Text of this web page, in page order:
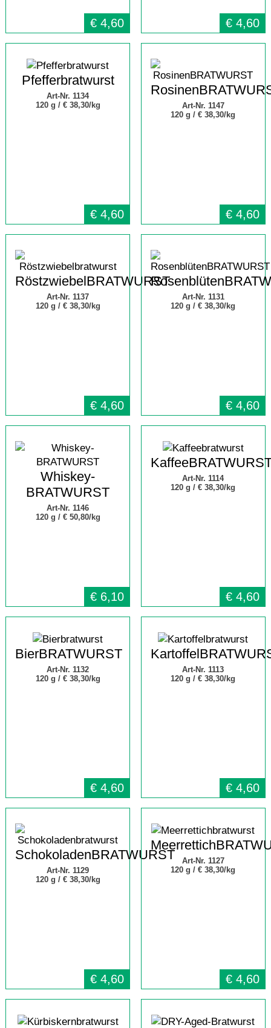
€ 4,60 € 4,60
Pfefferbratwurst
Art-Nr. 1134
120 g / € 38,30/kg
€ 4,60
Art-Nr. 1147
120 g /€ 38,30/kg
€ 4,60
RöstzwiebelBRATWURST
Art-Nr. 1137
120 g / € 38,30/kg
€ 4,60
Art-Nr. 1131
120 g /€ 38,30/kg
€ 4,60
Whiskey-
BRATWURST
Art-Nr. 1146
120 g / € 50,80/kg
€ 6,10
Art-Nr. 1114
120 g /€ 38,30/kg
€ 4,60
BierBRATWURST
Art-Nr. 1132
120 g / € 38,30/kg
€ 4,60
Art-Nr. 1113
120 g /€ 38,30/kg
€ 4,60
SchokoladenBRATWURST
Art-Nr. 1129
120 g / € 38,30/kg
€ 4,60
Art-Nr. 1127
120 g /€ 38,30/kg
€ 4,60